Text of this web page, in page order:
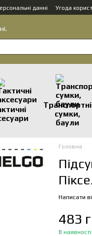
данні Угода
Транспортні
сумки,
баули
Головна
Написати
483
В наявності